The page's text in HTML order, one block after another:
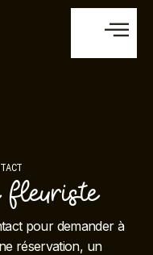
fleuriste
pour demander à
réservation, un